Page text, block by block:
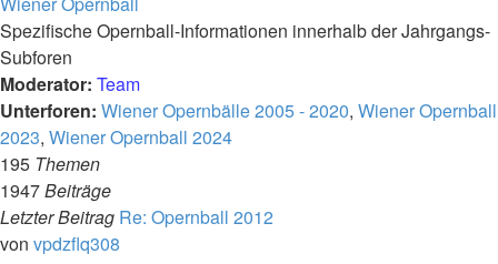
Spezifische Opernball-Informationen innerhalb der Jahrgangs-
Subforen
Moderator: Team
Unterforen: Wiener Opernbälle 2005 - 2020, Wiener Opernball
2023, Wiener Opernball 2024
195 Themen
1947Beiträge
Letzter Beitrag Re: Opernball 2012
von vpdzflq308